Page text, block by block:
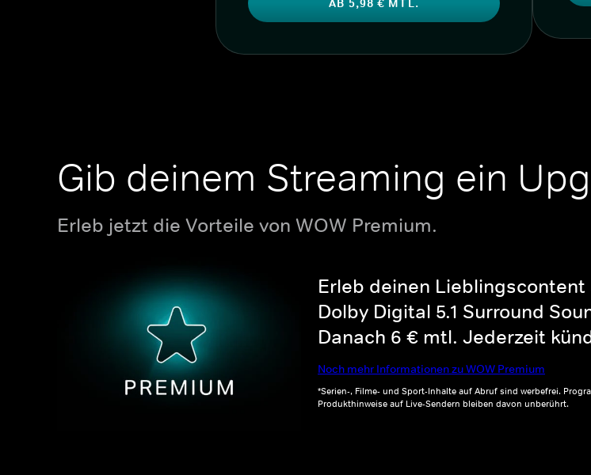
AB 5,98 € MTL.
Gib deinem Streaming ein
Erleb jetzt die Vorteile von WOW Premium.
Erleb deinen
Dolby Digital 5.1 Surround
Danach 6 € mtl. Jederzeit
Noch mehr Informationen zu WOW Premium
*Serien-, Filme- und Sport-Inhalte auf Abruf sind werbefrei.
Produkthinweise auf Live-Sendern bleiben davon unberührt.